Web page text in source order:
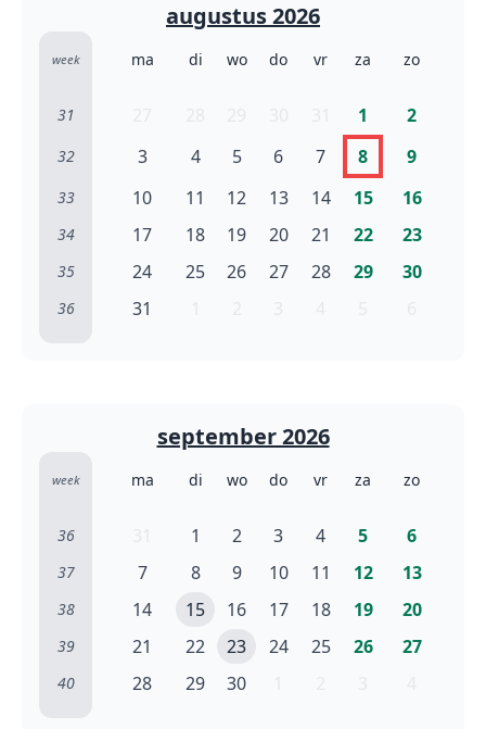
augustus 2026
week ma di wo do vr za zo
31 1 2
32 3 4 5 6 7 8 9
33 10 11 12 13 14 15 16
34 17 18 19 20 21 22 23
35 24 25 26 27 28 29 30
36 31
september 2026
week ma di wo do vr za zo
36 1 2 3 4 5 6
37 7 8 9 10 11 12 13
38 14 15 16 17 18 19 20
39 21 22 23 24 25 26 27
40 28 29 30